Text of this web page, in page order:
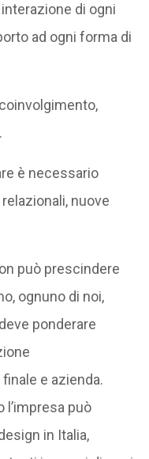
di ogni
ad ogni forma di
è necessario
nuove
può prescindere
ognuno di noi,
ponderare
e azienda.
l’impresa può
in Italia,